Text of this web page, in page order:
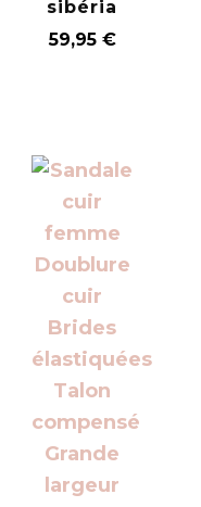
sibéria
59,95 €